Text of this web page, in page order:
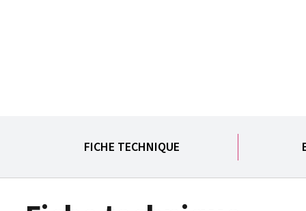
FICHE TECHNIQUE